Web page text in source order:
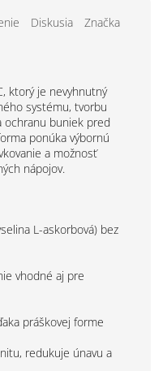
Diskusia Značka
ktorý je nevyhnutný
systému, tvorbu
ochranu buniek pred
ponúka výbornú
a možnosť
nápojov.
L-askorbová) bez
vhodné aj pre
práškovej forme
redukuje únavu a